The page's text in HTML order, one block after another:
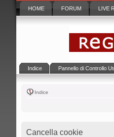
HOME FORUM LIVE
Indice Pannello di Controllo
Indice
Cancella cookie